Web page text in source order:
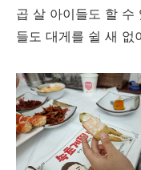
곱 살 아이들도 할 수
들도 대게를 쉴 새 없